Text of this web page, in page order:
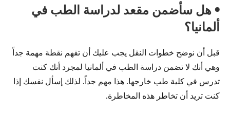
• هل سأضمن مقعد لدراسة الطب في
ألمانيا؟
قبل أن نوضح خطوات النقل يجب عليك أن تفهم نقطة مهمة جداً
وهي أنك لا تضمن دراسة الطب في ألمانيا لمجرد أنك كنت
تدرس في كلية طب خارجها. هذا مهم جداً. لذلك إسأل نفسك إذا
كنت تريد أن تخاطر هذه المخاطرة.